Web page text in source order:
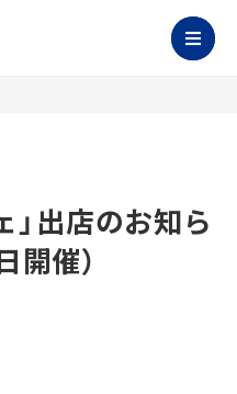
」出店のお知ら
開催）